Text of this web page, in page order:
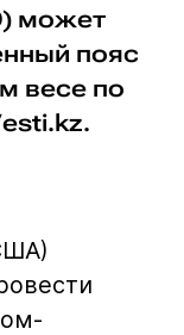
может
пояс
весе по